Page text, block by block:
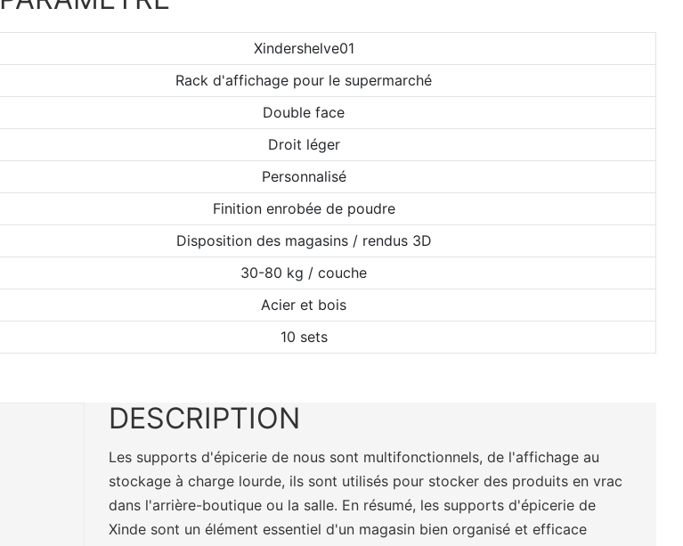
Xindershelve01
Rack d'affichage pour le supermarché
Double face
Droit léger
Personnalisé
Finition enrobée de poudre
Disposition des magasins / rendus 3D
30-80 kg / couche
Acier et bois
10 sets
DESCRIPTION
Les supports d'épicerie de nous sont multifonctionnels, de l'affichage au
stockage à charge lourde, ils sont utilisés pour stocker des produits en vrac
dans l'arrière-boutique ou la salle. En résumé, les supports d'épicerie de
Xinde sont un élément essentiel d'un magasin bien organisé et efficace